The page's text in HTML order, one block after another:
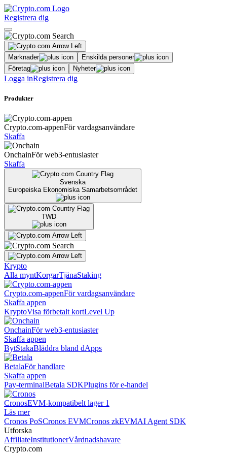
Registrera dig
Marknader
Enskilda personer
Företag
Nyheter
Logga inRegistrera dig
Produkter
Crypto.com-appenFör vardagsanvändare
Skaffa
OnchainFör web3-entusiaster
Skaffa
Svenska
Europeiska Ekonomiska Samarbetsområdet
TWD
Krypto
Alla myntKorgarTjänaStaking
Crypto.com-appenFör vardagsanvändare
Skaffa appen
KryptoVisa förbetalt kortLevel Up
OnchainFör web3-entusiaster
Skaffa appen
BytStakaBläddra bland dApps
BetalaFör handlare
Skaffa appen
Pay-terminalBetala SDKPlugins för e-handel
CronosEVM-kompatibelt lager 1
Läs mer
Cronos PoSCronos EVMCronos zkEVMAI Agent SDK
Utforska
AffiliateInstitutionerVårdnadshavare
Crypto.com